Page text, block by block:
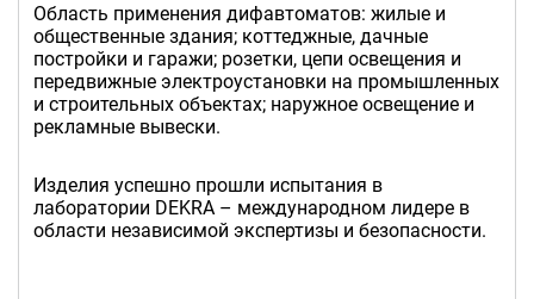
Область применения дифавтоматов: жилые и
общественные здания; коттеджные, дачные
постройки и гаражи; розетки, цепи освещения и
передвижные электроустановки на промышленных
и строительных объектах; наружное освещение и
рекламные вывески.
Изделия успешно прошли испытания в
лаборатории DEKRA – международном лидере в
области независимой экспертизы и безопасности.